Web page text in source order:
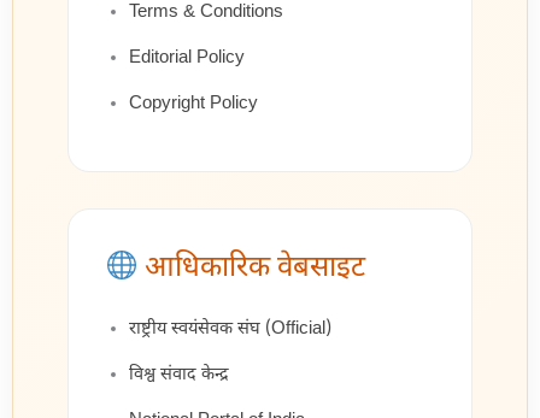
Terms & Conditions
Editorial Policy
Copyright Policy
आधिकारिक वेबसाइट
राष्ट्रीय स्वयंसेवक संघ (Official)
विश्व संवाद केन्द्र